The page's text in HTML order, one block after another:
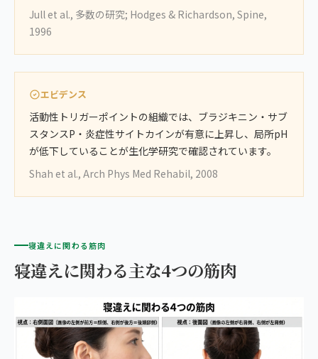
Jull et al., 多数の研究; Hodges & Richardson, Spine,
1996
エビデンス
活動性トリガーポイントの組織では、ブラジキニン・サブ
スタンスP・炎症性サイトカインが有意に上昇し、局所pH
が低下していることが生化学研究で確認されています。
Shah et al., Arch Phys Med Rehabil, 2008
寝違えに関わる筋肉
寝違えに関わる主な4つの筋肉